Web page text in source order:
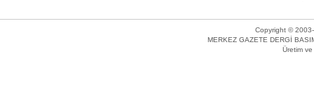
Copyright © 2003-
MERKEZ GAZETE DERGİ
Üretim